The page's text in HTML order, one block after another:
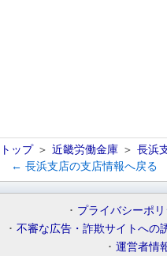
トップ 近畿労働金庫 長浜
← 長浜支店の支店情報へ戻る
プライバシーポ
不審な広告・詐欺サイトへの
運営者情